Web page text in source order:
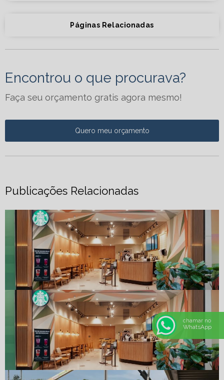
Páginas Relacionadas
Encontrou o que procurava?
Faça seu orçamento gratis agora mesmo!
Quero meu orçamento
Publicações Relacionadas
chamar no
WhatsApp